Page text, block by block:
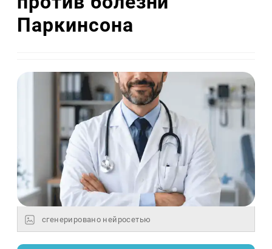
Паркинсона
сгенерировано нейросетью